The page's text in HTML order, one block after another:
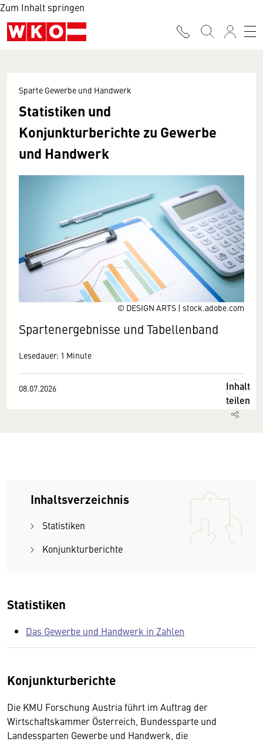
Zum Inhalt springen
© DESIGN ARTS | stock.adobe.com
Sparte Gewerbe und Handwerk
Statistiken und
Konjunkturberichte zu Gewerbe
und Handwerk
Spartenergebnisse und Tabellenband
Lesedauer: 1 Minute
08.07.2026
Inhalt
teilen
Inhaltsverzeichnis
Statistiken
Konjunkturberichte
Statistiken
Das Gewerbe und Handwerk in Zahlen
Konjunkturberichte
Die KMU Forschung Austria führt im Auftrag der
Wirtschaftskammer Österreich, Bundessparte und
Landessparten Gewerbe und Handwerk, die